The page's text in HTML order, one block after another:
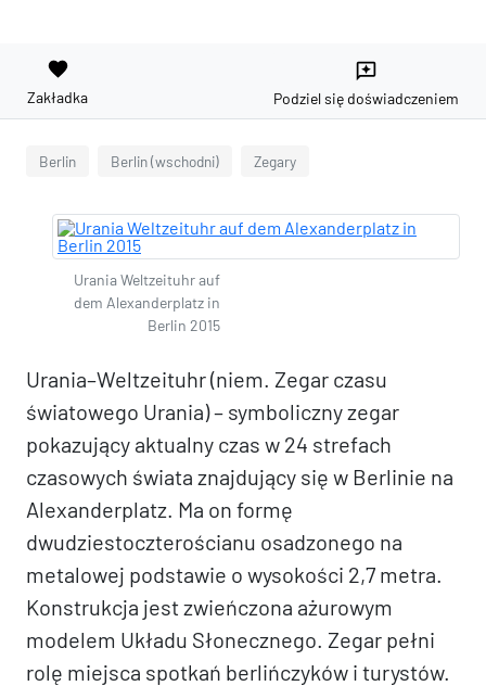
favorite
Zakładka
reviews
Podziel się doświadczeniem
Berlin Berlin (wschodni) Zegary
Urania Weltzeituhr auf
dem Alexanderplatz in
Berlin 2015
Urania–Weltzeituhr (niem. Zegar czasu
światowego Urania) – symboliczny zegar
pokazujący aktualny czas w 24 strefach
czasowych świata znajdujący się w Berlinie na
Alexanderplatz. Ma on formę
dwudziestoczterościanu osadzonego na
metalowej podstawie o wysokości 2,7 metra.
Konstrukcja jest zwieńczona ażurowym
modelem Układu Słonecznego. Zegar pełni
rolę miejsca spotkań berlińczyków i turystów.